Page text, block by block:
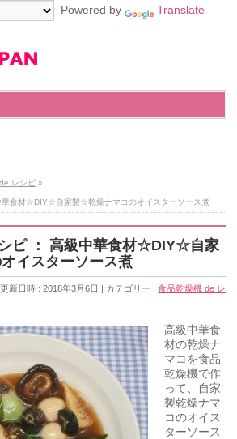
Powered by Translate
レシピ »
華食材☆DIY☆自家製☆乾燥ナマコのオイスターソース煮
ピ ： 高級中華食材☆DIY☆自家
イスターソース煮
新日時 : 2018年3月6日 カテゴリー :食品乾燥機 de レ
高級中華食
材の乾燥ナ
マコを食品
乾燥機で作
って、自家
製乾燥ナマ
コのオイス
ターソース